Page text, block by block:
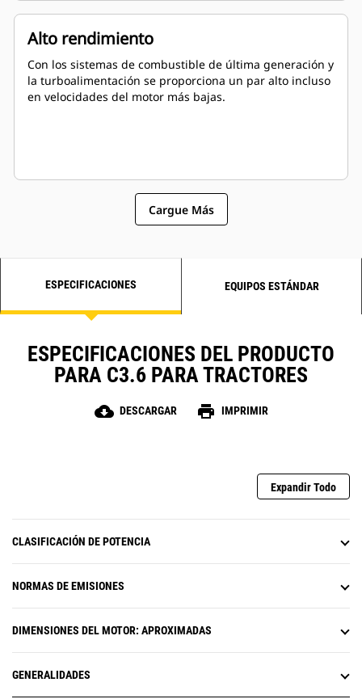
Alto rendimiento
Con los sistemas de combustible de última generación y
la turboalimentación se proporciona un par alto incluso
en velocidades del motor más bajas.
Cargue Más
ESPECIFICACIONES EQUIPOS ESTÁNDAR
ESPECIFICACIONES DEL PRODUCTO
PARA C3.6 PARA TRACTORES
cloud_download DESCARGAR print IMPRIMIR
Expandir Todo
CLASIFICACIÓN DE POTENCIA
NORMAS DE EMISIONES
DIMENSIONES DEL MOTOR: APROXIMADAS
GENERALIDADES